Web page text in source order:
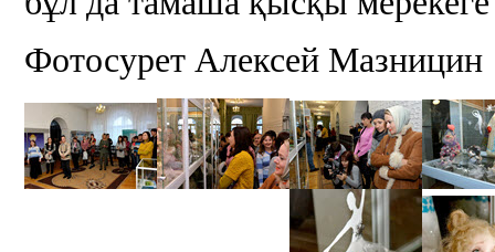
Фотосурет Алексей Мазницин